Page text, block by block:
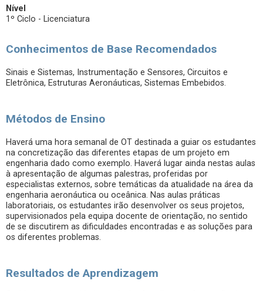
Nível
1º Ciclo - Licenciatura
Conhecimentos de Base Recomendados
Sinais e Sistemas, Instrumentação e Sensores, Circuitos e
Eletrônica, Estruturas Aeronáuticas, Sistemas Embebidos.
Métodos de Ensino
Haverá uma hora semanal de OT destinada a guiar os estudantes
na concretização das diferentes etapas de um projeto em
engenharia dado como exemplo. Haverá lugar ainda nestas aulas
à apresentação de algumas palestras, proferidas por
especialistas externos, sobre temáticas da atualidade na área da
engenharia aeronáutica ou oceânica. Nas aulas práticas
laboratoriais, os estudantes irão desenvolver os seus projetos,
supervisionados pela equipa docente de orientação, no sentido
de se discutirem as dificuldades encontradas e as soluções para
os diferentes problemas.
Resultados de Aprendizagem